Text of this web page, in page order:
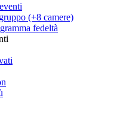
(+8 camere)
fedeltà